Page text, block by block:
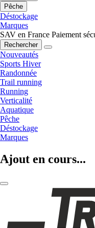
Pêche
Déstockage
Marques
SAV en France Paiement
Rechercher
Nouveautés
Sports Hiver
Randonnée
Trail running
Running
Verticalité
Aquatique
Pêche
Déstockage
Marques
Ajout en cours...